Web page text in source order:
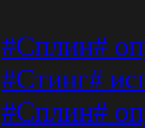
#Сплин#
#Стинг#
#Сплин#